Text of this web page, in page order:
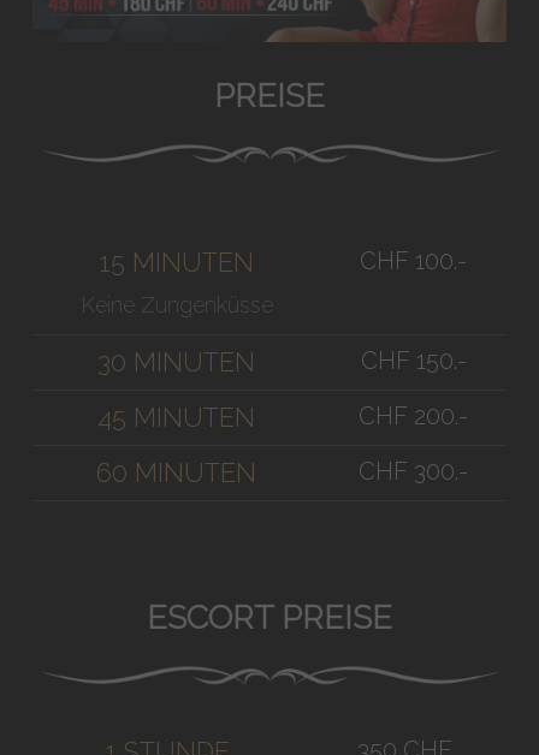
PREISE
15 MINUTEN
Keine Zungenküsse
CHF 100.-
30 MINUTEN CHF 150.-
45 MINUTEN CHF 200.-
60 MINUTEN CHF 300.-
ESCORT PREISE